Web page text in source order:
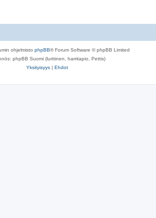
ohjelmisto phpBB® Forum Software © phpBB Limited
phpBB Suomi (lurttinen, harritapio, Pettis)
Yksityisyys | Ehdot